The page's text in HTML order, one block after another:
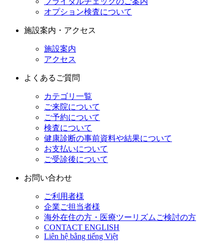
オプション検査について
施設案内・アクセス
施設案内
アクセス
よくあるご質問
カテゴリ一覧
ご来院について
ご予約について
検査について
健康診断の事前資料や結果について
お支払いについて
ご受診後について
お問い合わせ
ご利用者様
企業ご担当者様
海外在住の方・医療ツーリズムご検討の方
CONTACT ENGLISH
Liên hệ bằng tiếng Việt